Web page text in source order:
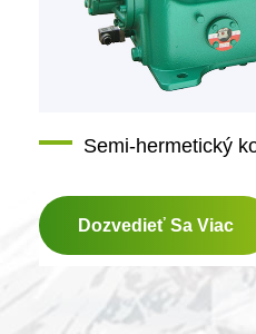
Semi-hermetický
Dozvedieť Sa Viac